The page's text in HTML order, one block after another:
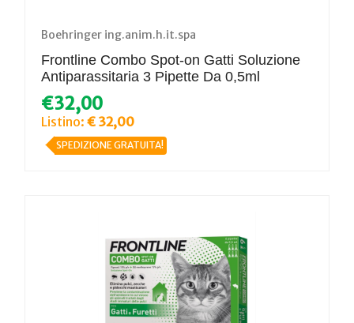
Boehringer ing.anim.h.it.spa
Frontline Combo Spot-on Gatti Soluzione
Antiparassitaria 3 Pipette Da 0,5ml
€32,00
Listino: € 32,00
SPEDIZIONE GRATUITA!